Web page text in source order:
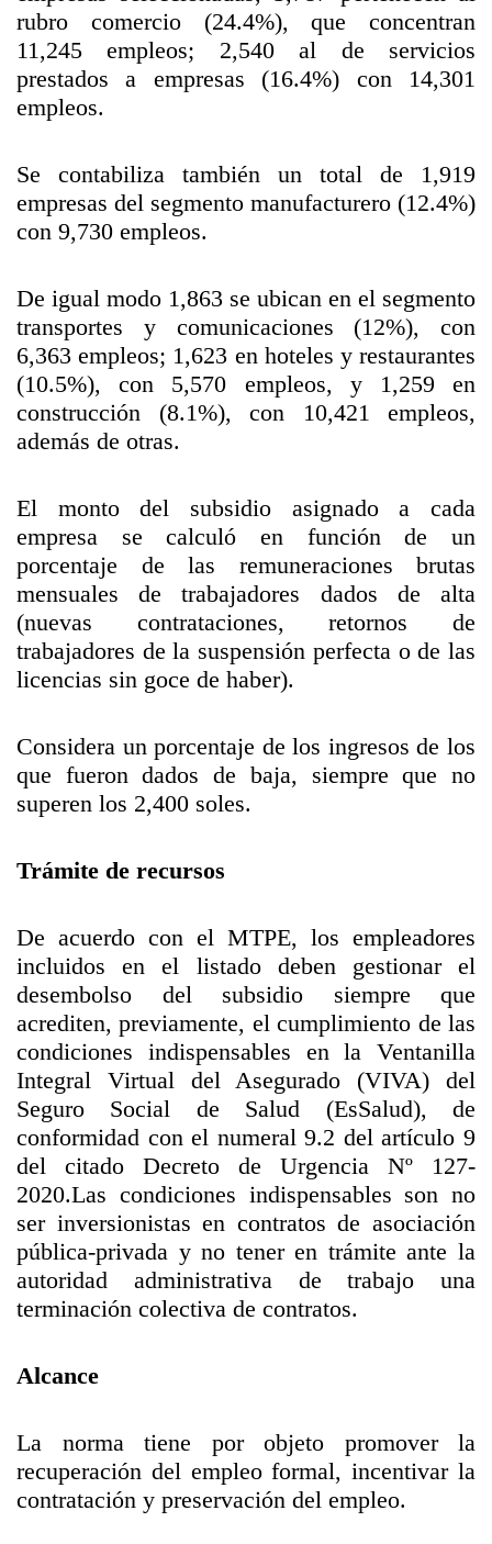
rubro comercio (24.4%), que concentran
11,245 empleos; 2,540 al de servicios
prestados a empresas (16.4%) con 14,301
empleos.
Se contabiliza también un total de 1,919
empresas del segmento manufacturero (12.4%)
con 9,730 empleos.
De igual modo 1,863 se ubican en el segmento
transportes y comunicaciones (12%), con
6,363 empleos; 1,623 en hoteles y restaurantes
(10.5%), con 5,570 empleos, y 1,259 en
construcción (8.1%), con 10,421 empleos,
además de otras.
El monto del subsidio asignado a cada
empresa se calculó en función de un
porcentaje de las remuneraciones brutas
mensuales de trabajadores dados de alta
(nuevas contrataciones, retornos de
trabajadores de la suspensión perfecta o de las
licencias sin goce de haber).
Considera un porcentaje de los ingresos de los
que fueron dados de baja, siempre que no
superen los 2,400 soles.
Trámite de recursos
De acuerdo con el MTPE, los empleadores
incluidos en el listado deben gestionar el
desembolso del subsidio siempre que
acrediten, previamente, el cumplimiento de las
condiciones indispensables en la Ventanilla
Integral Virtual del Asegurado (VIVA) del
Seguro Social de Salud (EsSalud), de
conformidad con el numeral 9.2 del artículo 9
del citado Decreto de Urgencia Nº 127-
2020.Las condiciones indispensables son no
ser inversionistas en contratos de asociación
pública-privada y no tener en trámite ante la
autoridad administrativa de trabajo una
terminación colectiva de contratos.
Alcance
La norma tiene por objeto promover la
recuperación del empleo formal, incentivar la
contratación y preservación del empleo.